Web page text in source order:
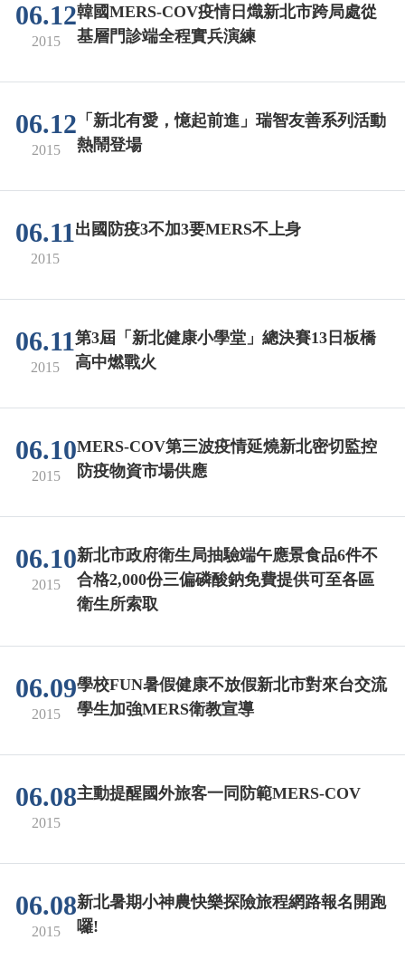
06.12
2015
韓國MERS-COV疫情日熾新北市跨局處從
基層門診端全程實兵演練
06.12
2015
「新北有愛，憶起前進」瑞智友善系列活動
熱鬧登場
06.11
2015
出國防疫3不加3要MERS不上身
06.11
2015
第3屆「新北健康小學堂」總決賽13日板橋
高中燃戰火
06.10
2015
MERS-COV第三波疫情延燒新北密切監控
防疫物資市場供應
06.10
2015
新北市政府衛生局抽驗端午應景食品6件不
合格2,000份三偏磷酸鈉免費提供可至各區
衛生所索取
06.09
2015
學校FUN暑假健康不放假新北市對來台交流
學生加強MERS衛教宣導
06.08
2015
主動提醒國外旅客一同防範MERS-COV
06.08
2015
新北暑期小神農快樂探險旅程網路報名開跑
囉!